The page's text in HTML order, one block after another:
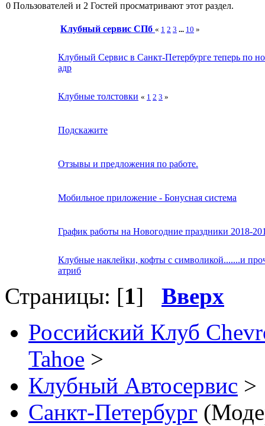
0 Пользователей и 2 Гостей просматривают этот раздел.
Клубный сервис СПб « 1 2 3 ... 10 »
Клубный Сервис в Санкт-Петербурге теперь по
адр
Клубные толстовки « 1 2 3 »
Подскажите
Отзывы и предложения по работе.
Мобильное приложение - Бонусная система
График работы на Новогодние праздники 2018-
Клубные наклейки, кофты с символикой.......и
атриб
Страницы: [1] Вверх
Российский Клуб
Tahoe >
Клубный Автосервис >
Санкт-Петербург